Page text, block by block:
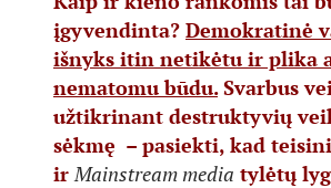
įgyvendinta? Demokratinė
išnyks itin netikėtu ir plika
nematomu būdu.Svarbus
užtikrinant destruktyvių
sėkmę – pasiekti, kad
irMainstream media tylėtų